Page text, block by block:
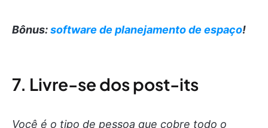
Bônus:software de planejamento de espaço!
7. Livre-se dos post-its
Você é o tipo de pessoa que cobre todo o